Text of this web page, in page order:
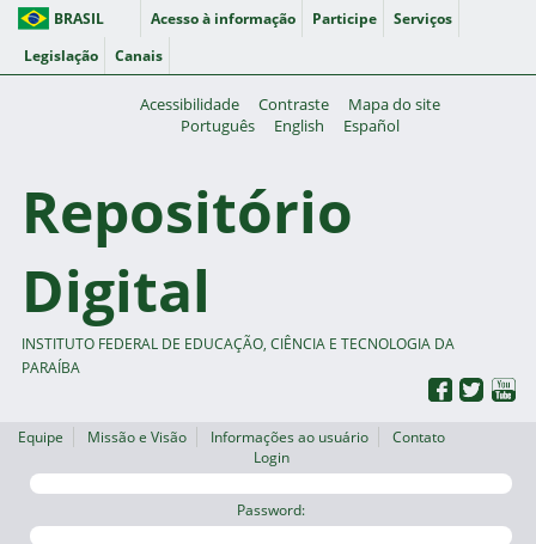
BRASIL Acesso à informação Participe
Serviços
Legislação
Canais
Acessibilidade Contraste
Mapa do site
Português
English Español
Repositório
Digital
INSTITUTO FEDERAL DE EDUCAÇÃO, CIÊNCIA E TECNOLOGIA DA
PARAÍBA
Equipe Missão e Visão Informações ao usuário
Contato
Login
Password: